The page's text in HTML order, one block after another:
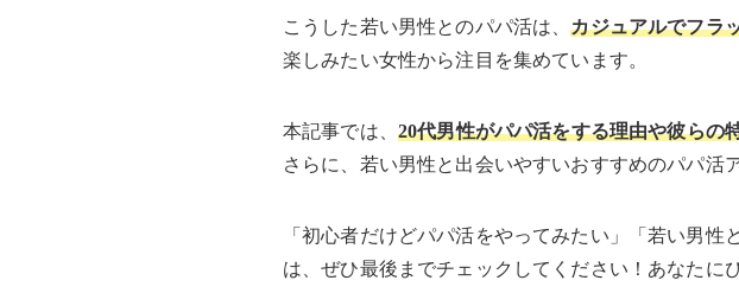
こうした若い男性とのパパ活は、カジュアルでフラ
楽しみたい女性から注目を集めています。
本記事では、 20代男性がパパ活をする理由や彼らの
さらに、若い男性と出会いやすいおすすめのパパ活
「初心者だけどパパ活をやってみたい」「若い男
は、ぜひ最後までチェックしてください！あなたに